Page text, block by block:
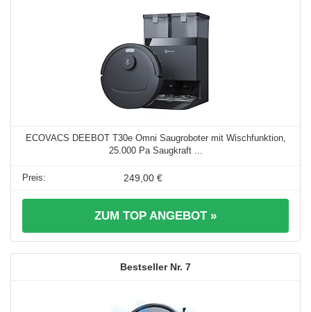
ECOVACS DEEBOT T30e Omni Saugroboter mit Wischfunktion,
25.000 Pa Saugkraft ...
249,00 €
ZUM TOP ANGEBOT »
7